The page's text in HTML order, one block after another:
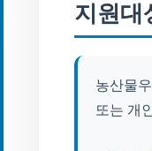
지원대
농산물
또는 개